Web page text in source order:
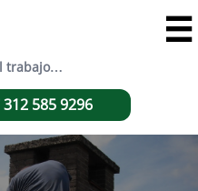

585 9296
trabajo…